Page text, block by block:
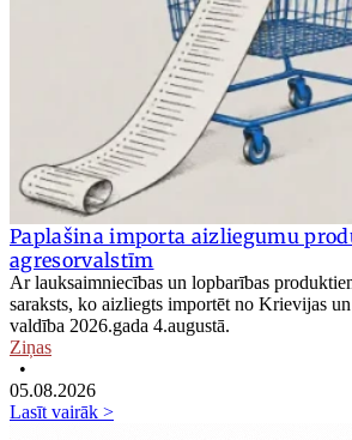
Paplašina importa aizliegumu
agresorvalstīm
Ar lauksaimniecības un lopbarības
saraksts, ko aizliegts importēt no Krievijas
valdība 2026.gada 4.augustā.
Ziņas
•
05.08.2026
Lasīt vairāk >